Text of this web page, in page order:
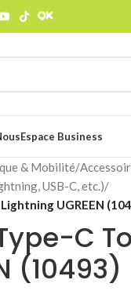
Espace Business
& Mobilité/
USB-C, etc.)/
UGREEN
C